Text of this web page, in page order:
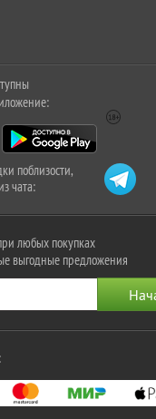
поблизости,
чата:
любых покупках
выгодные предложения